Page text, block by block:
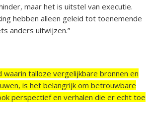
maar het is uitstel van executie.
hebben alleen geleid tot toenemende
anders uitwijzen.”
talloze vergelijkbare bronnen en
is het belangrijk om betrouwbare
perspectief en verhalen die er echt toe